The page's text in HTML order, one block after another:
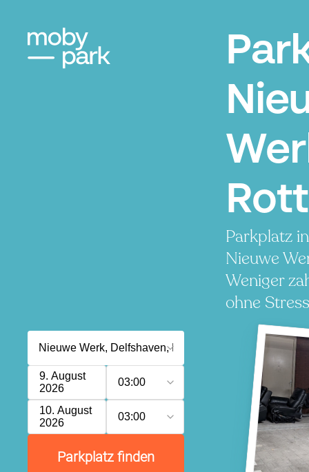
Parkplatz
Nieuwe
Weniger
ohne
9. August
2026
03:00
10. August
2026
03:00
Parkplatz finden